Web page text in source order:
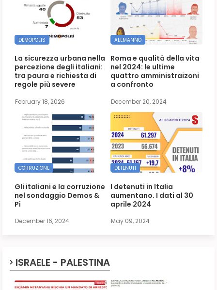
DEMOPOLIS
La sicurezza urbana nella
percezione degli italiani:
tra paura e richiesta di
regole più severe
February 18, 2026
ALEMANNO
Roma e qualità della vita
nel 2024: le ultime
quattro amministraizoni
a confronto
December 20, 2024
CORRUZIONE
Gli italiani e la corruzione
nel sondaggio Demos &
Pi
December 16, 2024
DETENUTI
I detenuti in Italia
aumentano. I dati al 30
aprile 2024
May 09, 2024
ISRAELE - PALESTINA